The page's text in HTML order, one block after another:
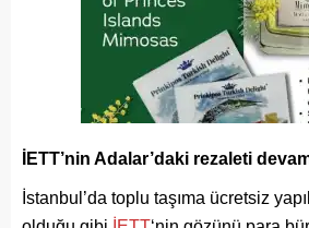
İETT’nin Adalar’daki rezaleti
İstanbul’da toplu taşıma ücretsiz